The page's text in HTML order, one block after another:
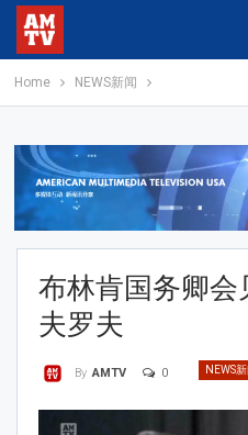
Home NEWS新闻
布林肯国务卿
夫罗夫
NEWS
By AMTV 0